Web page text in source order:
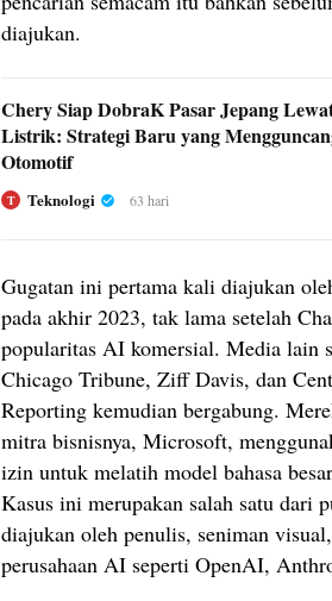
diajukan.
Chery Siap DobraK Pasar Jepang
Listrik: Strategi Baru yang
Otomotif
T Teknologi 63 hari
Gugatan ini pertama kali diajukan
pada akhir 2023, tak lama setelah
popularitas AI komersial. Media lain
Chicago Tribune, Ziff Davis, dan
Reporting kemudian bergabung.
mitra bisnisnya, Microsoft,
izin untuk melatih model bahasa
Kasus ini merupakan salah satu dari
diajukan oleh penulis, seniman
perusahaan AI seperti OpenAI,